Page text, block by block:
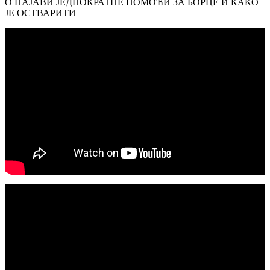
О НАЈАВИ ЈЕДНОКРАТНЕ ПОМОЋИ ЗА БОРЦЕ И КАКО
ЈЕ ОСТВАРИТИ